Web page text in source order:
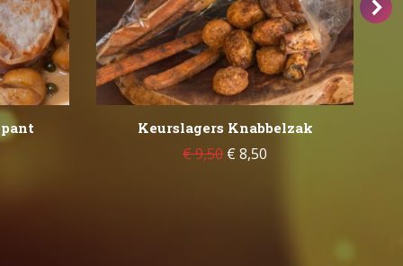
Keurslagers Knabbelzak
€9,50 € 8,50